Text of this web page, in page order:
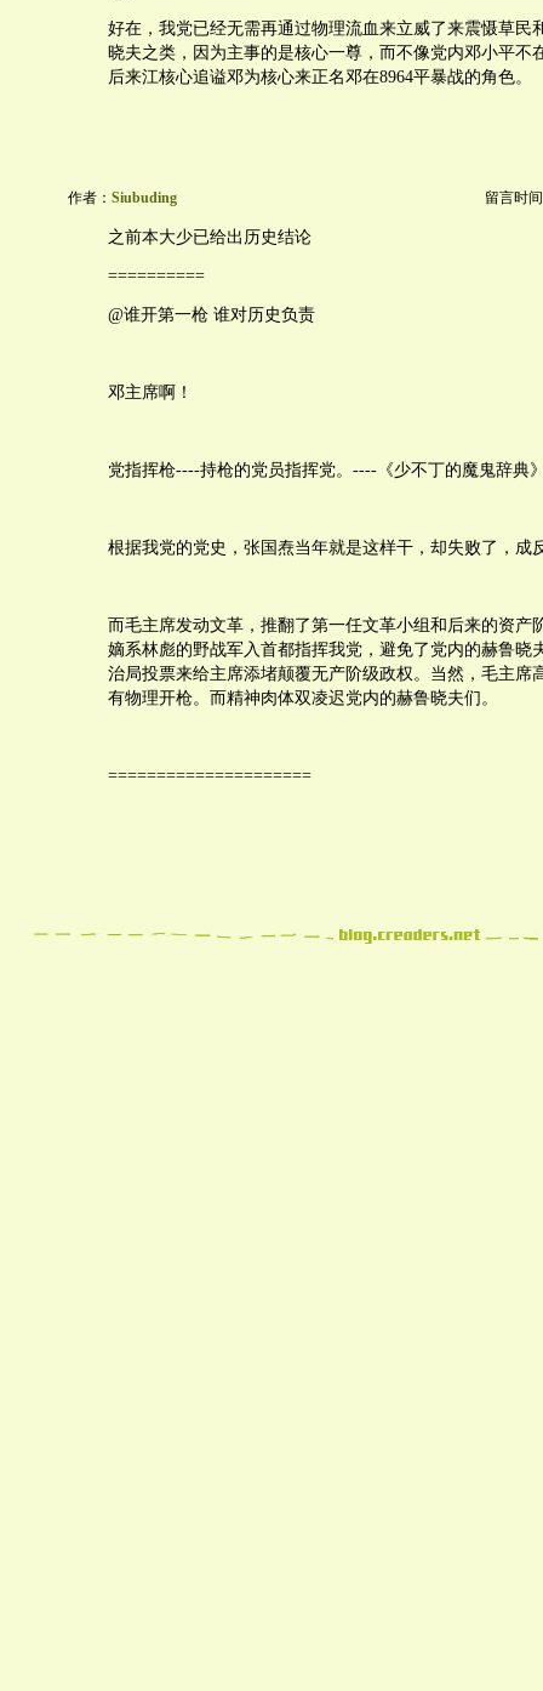
好在，我党已经无需再通过物理流血来立威了来震慑草民
晓夫之类，因为主事的是核心一尊，而不像党内邓小平不
后来江核心追谥邓为核心来正名邓在8964平暴战的角色。
作者： Siubuding 留言时
之前本大少已给出历史结论
==========
@谁开第一枪 谁对历史负责
邓主席啊！
党指挥枪----持枪的党员指挥党。----《少不丁的魔鬼辞典
根据我党的党史，张国焘当年就是这样干，却失败了，成
而毛主席发动文革，推翻了第一任文革小组和后来的资产
嫡系林彪的野战军入首都指挥我党，避免了党内的赫鲁晓
治局投票来给主席添堵颠覆无产阶级政权。当然，毛主席
有物理开枪。而精神肉体双凌迟党内的赫鲁晓夫们。
=====================